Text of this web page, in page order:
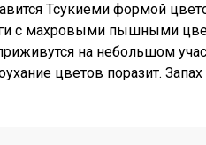
Тсукиеми формой
с махровыми пышными
на небольшом
цветов поразит.